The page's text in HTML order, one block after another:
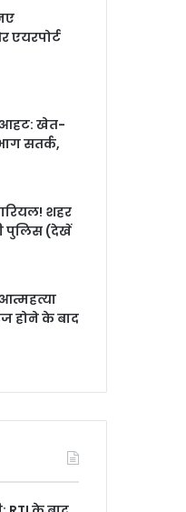
आहट: खेत-
सतर्क,
शहर
पुलिस (देखें
होने के बाद